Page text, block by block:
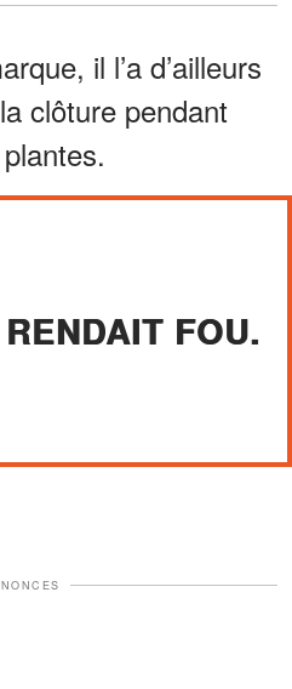
il l’a d’ailleurs
clôture pendant
FOU.